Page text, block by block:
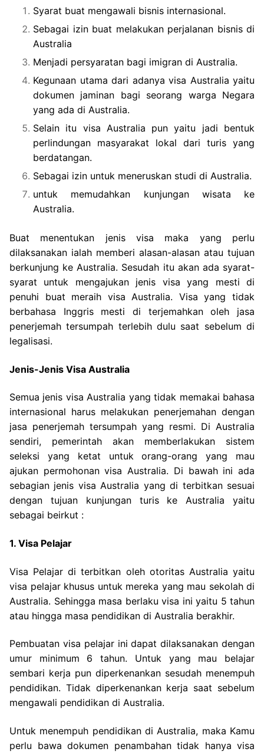
Syarat buat mengawali bisnis internasional.
Sebagai izin buat melakukan perjalanan bisnis di
Australia
Menjadi persyaratan bagi imigran di Australia.
Kegunaan utama dari adanya visa Australia yaitu
dokumen jaminan bagi seorang warga Negara
yang ada di Australia.
Selain itu visa Australia pun yaitu jadi bentuk
perlindungan masyarakat lokal dari turis yang
berdatangan.
Sebagai izin untuk meneruskan studi di Australia.
untuk memudahkan kunjungan wisata ke
Australia.
Buat menentukan jenis visa maka yang perlu
dilaksanakan ialah memberi alasan-alasan atau tujuan
berkunjung ke Australia. Sesudah itu akan ada syarat-
syarat untuk mengajukan jenis visa yang mesti di
penuhi buat meraih visa Australia. Visa yang tidak
berbahasa Inggris mesti di terjemahkan oleh jasa
penerjemah tersumpah terlebih dulu saat sebelum di
legalisasi.
Jenis-Jenis Visa Australia
Semua jenis visa Australia yang tidak memakai bahasa
internasional harus melakukan penerjemahan dengan
jasa penerjemah tersumpah yang resmi. Di Australia
sendiri, pemerintah akan memberlakukan sistem
seleksi yang ketat untuk orang-orang yang mau
ajukan permohonan visa Australia. Di bawah ini ada
sebagian jenis visa Australia yang di terbitkan sesuai
dengan tujuan kunjungan turis ke Australia yaitu
sebagai beirkut :
1. Visa Pelajar
Visa Pelajar di terbitkan oleh otoritas Australia yaitu
visa pelajar khusus untuk mereka yang mau sekolah di
Australia. Sehingga masa berlaku visa ini yaitu 5 tahun
atau hingga masa pendidikan di Australia berakhir.
Pembuatan visa pelajar ini dapat dilaksanakan dengan
umur minimum 6 tahun. Untuk yang mau belajar
sembari kerja pun diperkenankan sesudah menempuh
pendidikan. Tidak diperkenankan kerja saat sebelum
mengawali pendidikan di Australia.
Untuk menempuh pendidikan di Australia, maka Kamu
perlu bawa dokumen penambahan tidak hanya visa